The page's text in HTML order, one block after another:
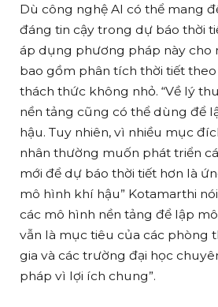
Dù công nghệ AI có thể mang
đáng tin cậy trong dự báo thời
áp dụng phương pháp này cho
bao gồm phân tích thời tiết
thách thức không nhỏ. “Về lý
nền tảng cũng có thể dùng để
hậu. Tuy nhiên, vì nhiều mục
nhân thường muốn phát triển
mới để dự báo thời tiết hơn là
mô hình khí hậu” Kotamarthi
các mô hình nền tảng để lập
vẫn là mục tiêu của các phòng
gia và các trường đại học
pháp vì lợi ích chung”.